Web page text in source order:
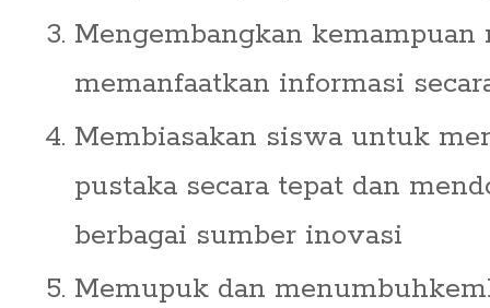
Mengembangkan kemampuan
memanfaatkan informasi
Membiasakan siswa untuk
pustaka secara tepat dan
berbagai sumber inovasi
Memupuk dan